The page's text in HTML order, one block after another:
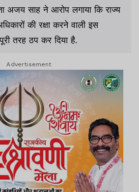
अजय साह ने आरोप लगाया कि राज्य
की रक्षा करने वाली इस
तरह ठप कर दिया है.
Advertisement